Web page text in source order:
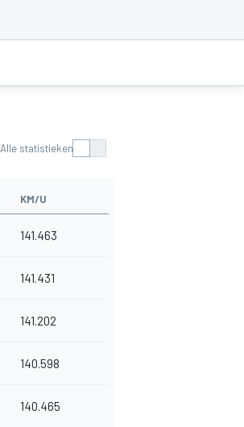
Alle statistieken
KM/U
141.463
141.431
141.202
140.598
140.465